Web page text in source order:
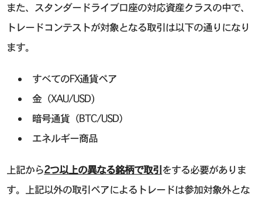
また、スタンダードライブ口座の対応資産クラスの中で、
トレードコンテストが対象となる取引は以下の通りになり
ます。
すべてのFX通貨ペア
金（XAU/USD)
暗号通貨（BTC/USD）
エネルギー商品
上記から2つ以上の異なる銘柄で取引をする必要がありま
す。上記以外の取引ペアによるトレードは参加対象外とな